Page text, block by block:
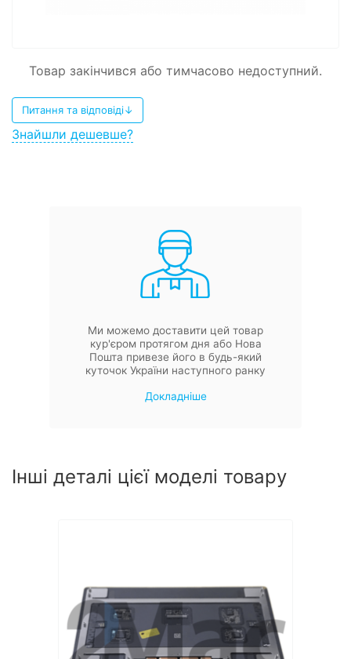
Товар закінчився або тимчасово недоступний.
Питання та відповіді↓
Знайшли дешевше?
Ми можемо доставити цей товар
кур'єром протягом дня або Нова
Пошта привезе його в будь-який
куточок України наступного ранку
Докладніше
Інші деталі цієї моделі товару